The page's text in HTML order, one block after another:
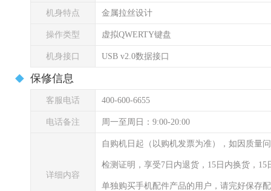
机身特点 金属拉丝设计
操作类型 虚拟QWERTY键盘
机身接口 USB v2.0数据接口
保修信息
客服电话 400-600-6655
电话备注 周一至周日：9:00-20:00
详细内容
自购机日起（以购机发票为准），如因质量
检测证明，享受7日内退货，15日内换货，
单独购买手机配件产品的用户，请完好保存